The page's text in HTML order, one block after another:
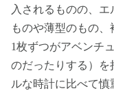
入されるものの、
ものや薄型のもの
1枚ずつがアベンチ
のだったりする）を
ルな時計に比べて慎